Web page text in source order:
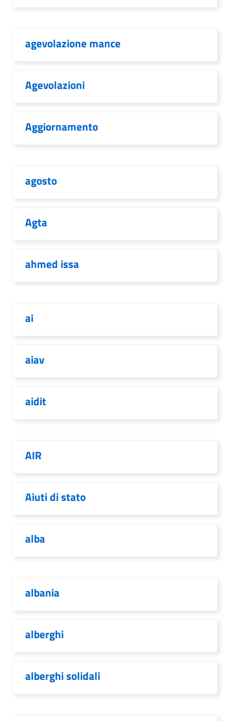
agevolazione mance
Agevolazioni
Aggiornamento
agosto
Agta
ahmed issa
ai
aiav
aidit
AIR
Aiuti di stato
alba
albania
alberghi
alberghi solidali